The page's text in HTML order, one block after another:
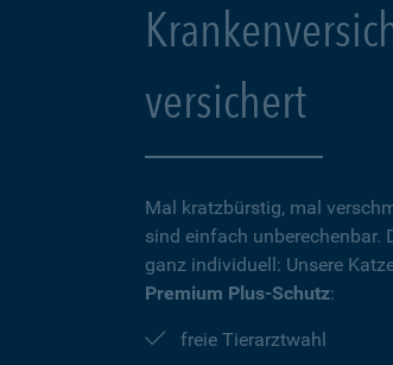
versichert
Mal kratzbürstig, mal
sind einfach unberechenbar.
ganz individuell: Unsere
Premium Plus-Schutz:
freie Tierarztwahl